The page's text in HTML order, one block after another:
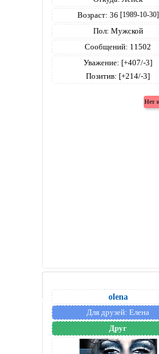
Возраст: 36 [1989-10-30]
Пол: Мужской
Сообщений: 11502
Уважение: [+407/-3]
Позитив: [+214/-3]
olena
Для друзей: Елена
Друг